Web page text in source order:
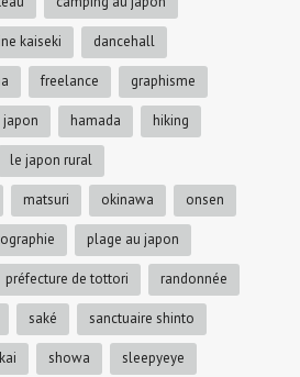
kaiseki dancehall
freelance graphisme
japon hamada hiking
le japon rural
matsuri okinawa onsen
plage au japon
préfecture de tottori randonnée
saké sanctuaire shinto
showa sleepyeye